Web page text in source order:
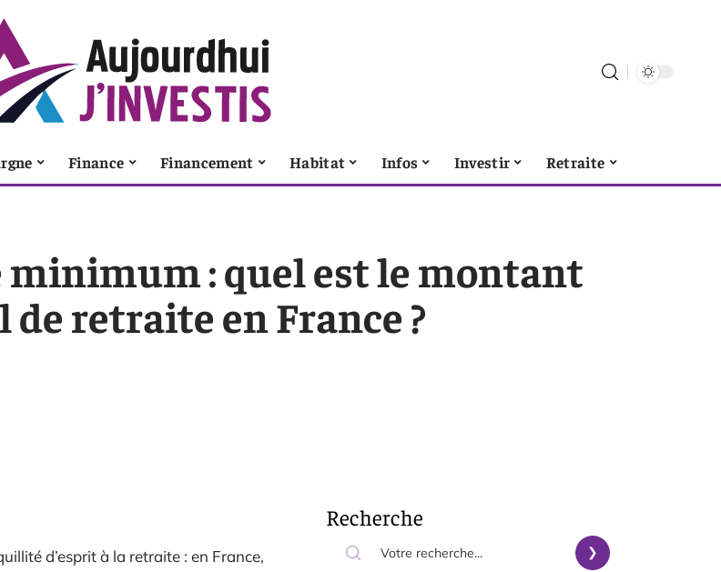
Finance Financement Habitat Infos Investir Retraite
: quel est le montant
retraite en France ?
d’esprit à la retraite : en France,
Recherche